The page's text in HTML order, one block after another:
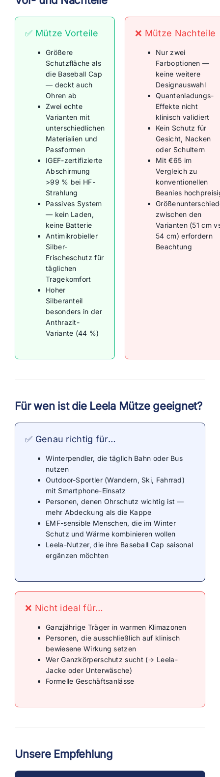
✅ Mütze Vorteile
Größere
Schutzfläche als
die Baseball Cap
— deckt auch
Ohren ab
Zwei echte
Varianten mit
unterschiedlichen
Materialien und
Passformen
IGEF-zertifizierte
Abschirmung
>99 % bei HF-
Strahlung
Passives System
— kein Laden,
keine Batterie
Antimikrobieller
Silber-
Frischeschutz für
täglichen
Tragekomfort
Hoher
Silberanteil
besonders in der
Anthrazit-
Variante (44 %)
❌ Mütze Nachteile
Nur zwei
Farboptionen —
keine weitere
Designauswahl
Quantenladungs-
Effekte nicht
klinisch validiert
Kein Schutz für
Gesicht, Nacken
oder Schultern
Mit €65 im
Vergleich zu
konventionellen
Beanies
zwischen den
Varianten (51 cm
54 cm) erfordern
Beachtung
Für wen ist die Leela Mütze geeignet?
✅ Genau richtig für…
Winterpendler, die täglich Bahn oder Bus
nutzen
Outdoor-Sportler (Wandern, Ski, Fahrrad)
mit Smartphone-Einsatz
Personen, denen Ohrschutz wichtig ist —
mehr Abdeckung als die Kappe
EMF-sensible Menschen, die im Winter
Schutz und Wärme kombinieren wollen
Leela-Nutzer, die ihre Baseball Cap saisonal
ergänzen möchten
❌ Nicht ideal für…
Ganzjährige Träger in warmen Klimazonen
Personen, die ausschließlich auf klinisch
bewiesene Wirkung setzen
Wer Ganzkörperschutz sucht (→ Leela-
Jacke oder Unterwäsche)
Formelle Geschäftsanlässe
Unsere Empfehlung